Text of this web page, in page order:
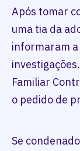
Após tomar
uma tia da
informaram a
Familiar
o pedido de
Se